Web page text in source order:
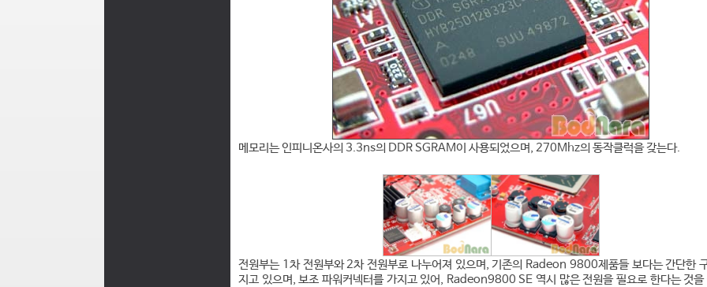
메모리는 인피니온사의 3.3ns의 DDR SGRAM이 사용되었으며, 270Mhz의 동작클럭을 갖는다.
전원부는 1차 전원부와 2차 전원부로 나누어져 있으며, 기존의 Radeon 9800제품들 보다는 간단한
지고 있으며, 보조 파워커넥터를 가지고 있어, Radeon9800 SE 역시 많은 전원을 필요로 한다는 것을